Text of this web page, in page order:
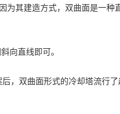
其建造方式，双曲面是一种
直线即可。
双曲面形式的冷却塔流行了